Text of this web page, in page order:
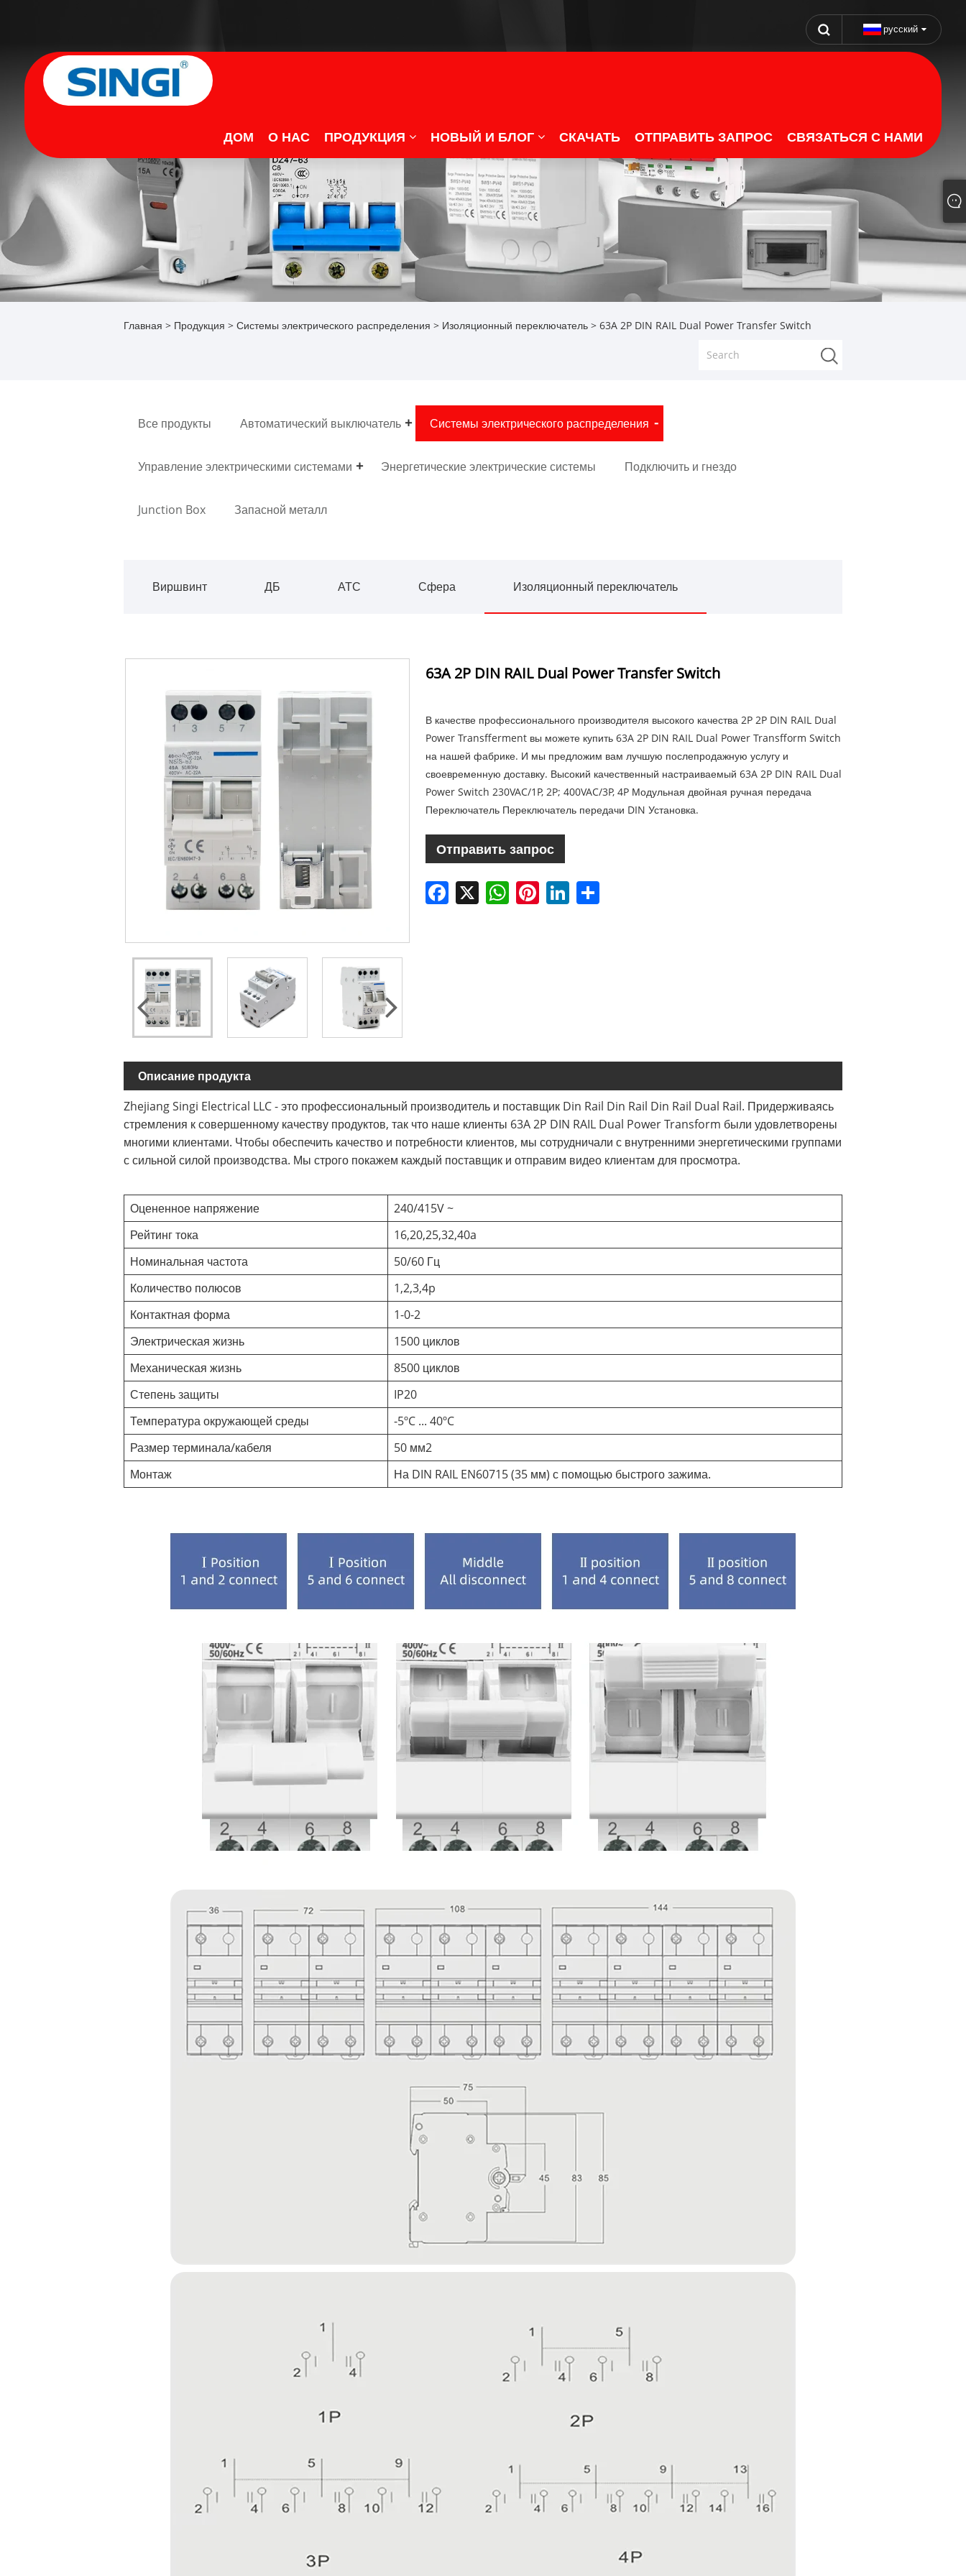
русский
ДОМ О НАС ПРОДУКЦИЯ НОВЫЙ И БЛОГ СКАЧАТЬ ОТПРАВИТЬ ЗАПРОС СВЯЗАТЬСЯ С НАМИ
Главная > Продукция > Системы электрического распределения > Изоляционный переключатель > 63A 2P DIN RAIL Dual Power Transfer Switch
Все продукты Автоматический выключатель Системы электрического распределения
Управление электрическими системами Энергетические электрические системы Подключить и гнездо
Junction Box Запасной металл
Виршвинт ДБ АТС Сфера Изоляционный переключатель
63A 2P DIN RAIL Dual Power Transfer Switch
В качестве профессионального производителя высокого качества 2P 2P DIN RAIL Dual
Power Transfferment вы можете купить 63A 2P DIN RAIL Dual Power Transfform Switch
на нашей фабрике. И мы предложим вам лучшую послепродажную услугу и
своевременную доставку. Высокий качественный настраиваемый 63A 2P DIN RAIL Dual
Power Switch 230VAC/1P, 2P; 400VAC/3P, 4P Модульная двойная ручная передача
Переключатель Переключатель передачи DIN Установка.
Отправить запрос
Facebook WhatsAppPinterestLinkedIn
Описание продукта
Zhejiang Singi Electrical LLC - это профессиональный производитель и поставщик Din Rail Din Rail Din Rail Dual Rail. Придерживаясь
стремления к совершенному качеству продуктов, так что наше клиенты 63A 2P DIN RAIL Dual Power Transform были удовлетворены
многими клиентами. Чтобы обеспечить качество и потребности клиентов, мы сотрудничали с внутренними энергетическими группами
с сильной силой производства. Мы строго покажем каждый поставщик и отправим видео клиентам для просмотра.
Оцененное напряжение
240/415V ~
Рейтинг тока
16,20,25,32,40a
Номинальная частота
50/60 Гц
Количество полюсов
1,2,3,4p
Контактная форма
1-0-2
Электрическая жизнь
1500 циклов
Механическая жизнь
8500 циклов
Степень защиты
IP20
Температура окружающей среды
-5ºC ... 40ºC
Размер терминала/кабеля
50 мм2
Монтаж
На DIN RAIL EN60715 (35 мм) с помощью быстрого зажима.